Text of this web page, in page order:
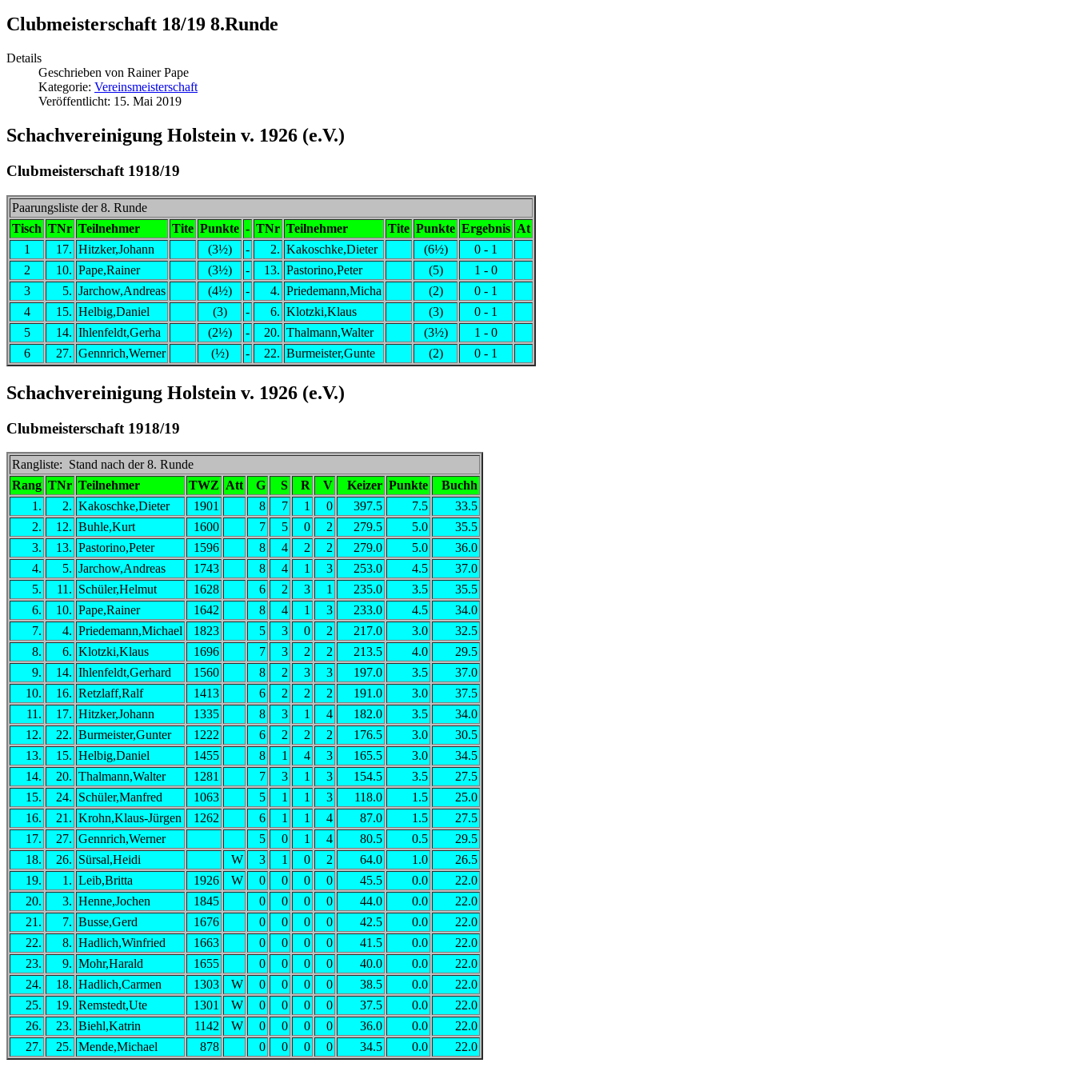
Clubmeisterschaft 18/19 8.Runde
Details
Geschrieben von Rainer Pape
Kategorie: Vereinsmeisterschaft
Veröffentlicht: 15. Mai 2019
Schachvereinigung Holstein v. 1926 (e.V.)
Clubmeisterschaft 1918/19
Paarungsliste der 8. Runde
Tisch TNr Teilnehmer Tite Punkte - TNr Teilnehmer Tite Punkte Ergebnis At
1
17. Hitzker,Johann (3½) - 2. Kakoschke,Dieter (6½)
0 - 1
2
10. Pape,Rainer (3½) - 13. Pastorino,Peter (5)
1 - 0
3
5. Jarchow,Andreas (4½) - 4. Priedemann,Micha (2)
0 - 1
4
15. Helbig,Daniel (3) - 6. Klotzki,Klaus (3)
0 - 1
5
14. Ihlenfeldt,Gerha (2½) - 20. Thalmann,Walter (3½)
1 - 0
6
27. Gennrich,Werner (½) - 22. Burmeister,Gunte (2) 0 - 1
Schachvereinigung Holstein v. 1926 (e.V.)
Clubmeisterschaft 1918/19
Rangliste: Stand nach der 8. Runde
Rang TNr Teilnehmer TWZ Att G S R V Keizer Punkte
Buchh
1.
2. Kakoschke,Dieter 1901 8 7 1 0 397.5 7.5
33.5
2.
12. Buhle,Kurt 1600 7 5 0 2 279.5 5.0
35.5
3.
13. Pastorino,Peter 1596 8 4 2 2 279.0 5.0
36.0
4.
5. Jarchow,Andreas 1743 8 4 1 3 253.0 4.5
37.0
5.
11. Schüler,Helmut 1628 6 2 3 1 235.0 3.5
35.5
6.
10. Pape,Rainer 1642 8 4 1 3 233.0 4.5
34.0
7.
4. Priedemann,Michael 1823 5 3 0 2 217.0 3.0
32.5
8.
6. Klotzki,Klaus 1696 7 3 2 2 213.5 4.0
29.5
9.
14. Ihlenfeldt,Gerhard 1560 8 2 3 3 197.0 3.5
37.0
10.
16. Retzlaff,Ralf 1413 6 2 2 2 191.0 3.0
37.5
11.
17. Hitzker,Johann 1335 8 3 1 4 182.0 3.5
34.0
12.
22. Burmeister,Gunter 1222 6 2 2 2 176.5 3.0
30.5
13.
15. Helbig,Daniel 1455 8 1 4 3 165.5 3.0
34.5
14.
20. Thalmann,Walter 1281 7 3 1 3 154.5 3.5
27.5
15.
24. Schüler,Manfred 1063 5 1 1 3 118.0 1.5
25.0
16.
21. Krohn,Klaus-Jürgen 1262 6 1 1 4 87.0 1.5
27.5
17.
27. Gennrich,Werner 5 0 1 4 80.5 0.5
29.5
18.
26. Sürsal,Heidi W 3 1 0 2 64.0 1.0
26.5
19.
1. Leib,Britta 1926 W 0 0 0 0 45.5 0.0
22.0
20.
3. Henne,Jochen 1845 0 0 0 0 44.0 0.0
22.0
21.
7. Busse,Gerd 1676 0 0 0 0 42.5 0.0
22.0
22.
8. Hadlich,Winfried 1663 0 0 0 0 41.5 0.0
22.0
23.
9. Mohr,Harald 1655 0 0 0 0 40.0 0.0
22.0
24.
18. Hadlich,Carmen 1303 W 0 0 0 0 38.5 0.0
22.0
25.
19. Remstedt,Ute 1301 W 0 0 0 0 37.5 0.0
22.0
26.
23. Biehl,Katrin 1142 W 0 0 0 0 36.0 0.0
22.0
27.
25. Mende,Michael 878 0 0 0 0 34.5 0.0 22.0